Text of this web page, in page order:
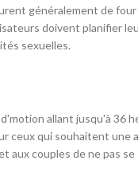
généralement de four
doivent planifier
sexuelles.
allant jusqu'à 36
ceux qui souhaitent une
aux couples de ne pas